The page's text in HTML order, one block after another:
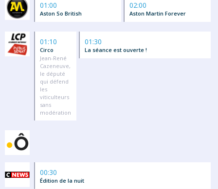
01:00
Aston So British
02:00
Aston Martin Forever
01:10
Circo
Jean-René
Cazeneuve,
le député
qui défend
les
viticulteurs
sans
modération
01:30
La séance est ouverte !
00:30
Édition de la nuit